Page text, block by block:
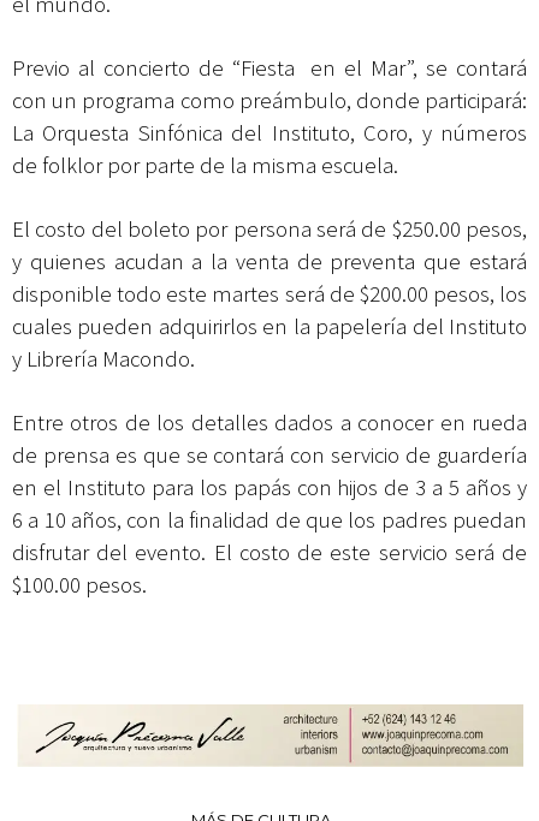
Previo al concierto de “Fiesta en el Mar”, se contará
con un programa como preámbulo, donde participará:
La Orquesta Sinfónica del Instituto, Coro, y números
de folklor por parte de la misma escuela.
El costo del boleto por persona será de $250.00 pesos,
y quienes acudan a la venta de preventa que estará
disponible todo este martes será de $200.00 pesos, los
cuales pueden adquirirlos en la papelería del Instituto
y Librería Macondo.
Entre otros de los detalles dados a conocer en rueda
de prensa es que se contará con servicio de guardería
en el Instituto para los papás con hijos de 3 a 5 años y
6 a 10 años, con la finalidad de que los padres puedan
disfrutar del evento. El costo de este servicio será de
$100.00 pesos.